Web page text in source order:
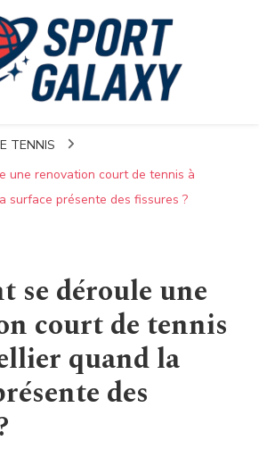
TENNIS
une renovation court de tennis à
surface présente des fissures ?
se déroule une
court de tennis
quand la
des